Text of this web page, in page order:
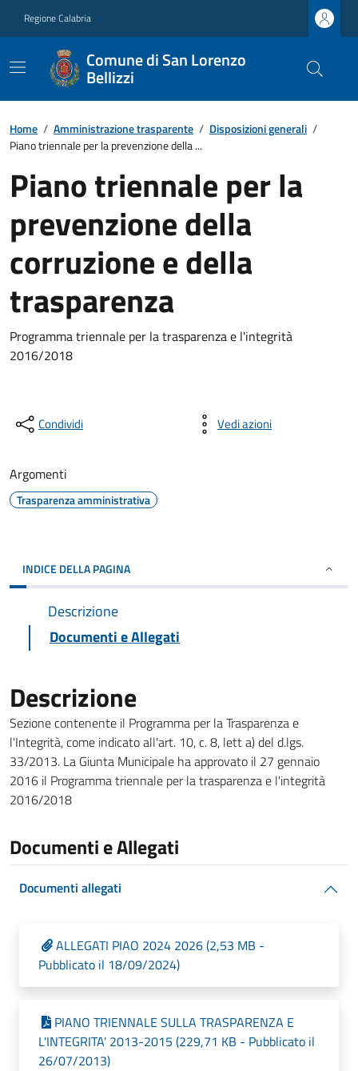
Regione Calabria
Comune di San Lorenzo
Bellizzi
Home / Amministrazione trasparente / Disposizioni generali /
Piano triennale per la prevenzione della ...
Piano triennale per la
prevenzione della
corruzione e della
trasparenza
Programma triennale per la trasparenza e l'integrità
2016/2018
Condividi Vedi azioni
Argomenti
Trasparenza amministrativa
INDICE DELLA PAGINA
Descrizione
Documenti e Allegati
Descrizione
Sezione contenente il Programma per la Trasparenza e
l'Integrità, come indicato all'art. 10, c. 8, lett a) del d.lgs.
33/2013. La Giunta Municipale ha approvato il 27 gennaio
2016 il Programma triennale per la trasparenza e l'integrità
2016/2018
Documenti e Allegati
Documenti allegati
ALLEGATI PIAO 2024 2026 (2,53 MB -
Pubblicato il 18/09/2024)
PIANO TRIENNALE SULLA TRASPARENZA E
L'INTEGRITA' 2013-2015 (229,71 KB - Pubblicato il
26/07/2013)